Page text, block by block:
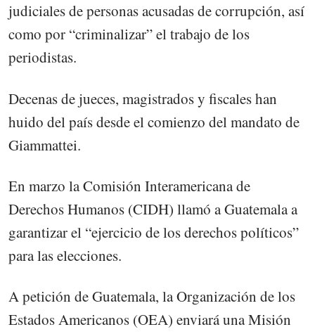
judiciales de personas acusadas de corrupción, así
como por “criminalizar” el trabajo de los
periodistas.
Decenas de jueces, magistrados y fiscales han
huido del país desde el comienzo del mandato de
Giammattei.
En marzo la Comisión Interamericana de
Derechos Humanos (CIDH) llamó a Guatemala a
garantizar el “ejercicio de los derechos políticos”
para las elecciones.
A petición de Guatemala, la Organización de los
Estados Americanos (OEA) enviará una Misión